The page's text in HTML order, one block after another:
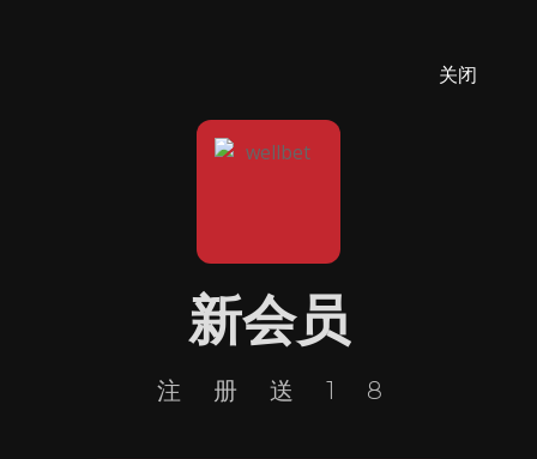
关闭
新会员
注册送18